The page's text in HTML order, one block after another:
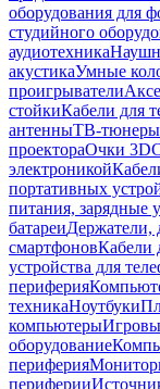
оборудования для
студийного
аудиотехника
акустикаУмные
проигрыватели
стойкиКабели для
антенныТВ-тюнеры
проектораОчки 3D
электроникой
портативных
питания, зарядные
батареиДержатели,
смартфоновКабели
устройства для
периферия
техникаНоутбуки
компьютеры
оборудование
периферия
периферии